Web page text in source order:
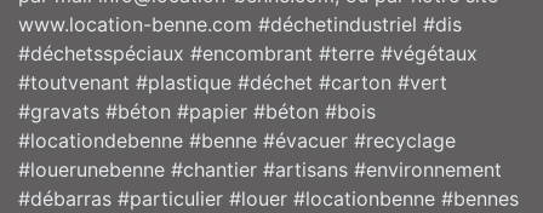
www.location-benne.com #déchetindustriel #dis
#déchetsspéciaux #encombrant #terre #végétaux
#toutvenant #plastique #déchet #carton #vert
#gravats #béton #papier #béton #bois
#locationdebenne #benne #évacuer #recyclage
#louerunebenne #chantier #artisans #environnement
#débarras #particulier #louer #locationbenne #bennes